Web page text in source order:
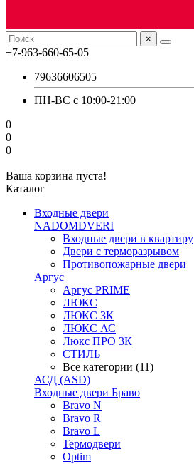
×
+7-963-660-65-05
79636606505
ПН-ВС с 10:00-21:00
0
0
0
Ваша корзина пуста!
Каталог
Входные двери
NADOMDVERI
Входные двери в квартиру
Двери с терморазрывом
Противопожарные двери
Аргус
Аргус PRIME
ЛЮКС
ЛЮКС 3К
ЛЮКС АС
Люкс ПРО 3К
СТИЛЬ
Все категории (11)
АСД (ASD)
Входные двери Браво
Bravo N
Bravo R
Bravo L
Термодвери
Optim